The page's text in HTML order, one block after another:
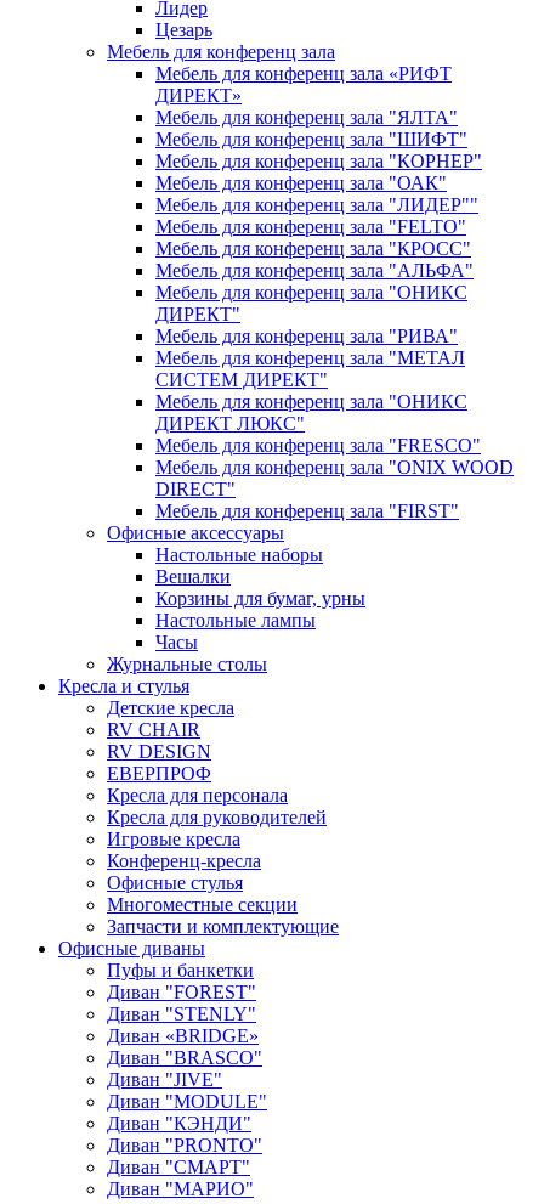
Лидер
Цезарь
Мебель для конференц зала
Мебель для конференц зала «РИФТ
ДИРЕКТ»
Мебель для конференц зала "ЯЛТА"
Мебель для конференц зала "ШИФТ"
Мебель для конференц зала "КОРНЕР"
Мебель для конференц зала "ОАК"
Мебель для конференц зала "ЛИДЕР""
Мебель для конференц зала "FELTO"
Мебель для конференц зала "КРОСС"
Мебель для конференц зала "АЛЬФА"
Мебель для конференц зала "ОНИКС
ДИРЕКТ"
Мебель для конференц зала "РИВА"
Мебель для конференц зала "МЕТАЛ
СИСТЕМ ДИРЕКТ"
Мебель для конференц зала "ОНИКС
ДИРЕКТ ЛЮКС"
Мебель для конференц зала "FRESCO"
Мебель для конференц зала "ONIX WOOD
DIRECT"
Мебель для конференц зала "FIRST"
Офисные аксессуары
Настольные наборы
Вешалки
Корзины для бумаг, урны
Настольные лампы
Часы
Журнальные столы
Кресла и стулья
Детские кресла
RV CHAIR
RV DESIGN
ЕВЕРПРОФ
Кресла для персонала
Кресла для руководителей
Игровые кресла
Конференц-кресла
Офисные стулья
Многоместные секции
Запчасти и комплектующие
Офисные диваны
Пуфы и банкетки
Диван "FOREST"
Диван "STENLY"
Диван «BRIDGE»
Диван "BRASCO"
Диван "JIVE"
Диван "MODULE"
Диван "КЭНДИ"
Диван "PRONTO"
Диван "СМАРТ"
Диван "МАРИО"